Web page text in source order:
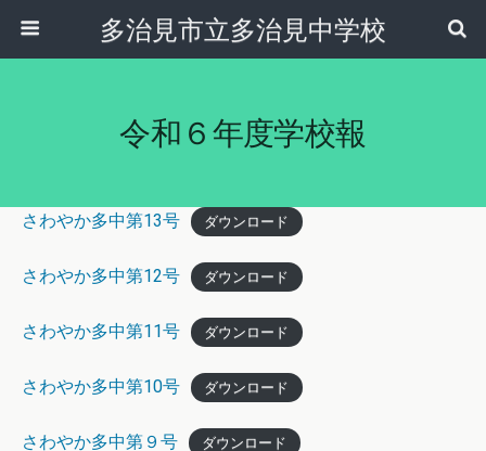
多治見市立多治見中学校
令和６年度学校報
さわやか多中第13号 ダウンロード
さわやか多中第12号 ダウンロード
さわやか多中第11号 ダウンロード
さわやか多中第10号 ダウンロード
さわやか多中第９号 ダウンロード